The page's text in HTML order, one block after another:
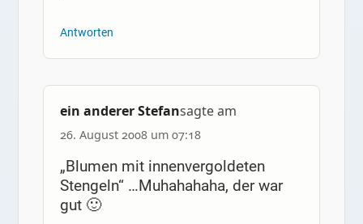
Antworten
ein anderer Stefansagte am
26. August 2008 um 07:18
„Blumen mit innenvergoldeten
Stengeln“ …Muhahahaha, der war
gut 🙂